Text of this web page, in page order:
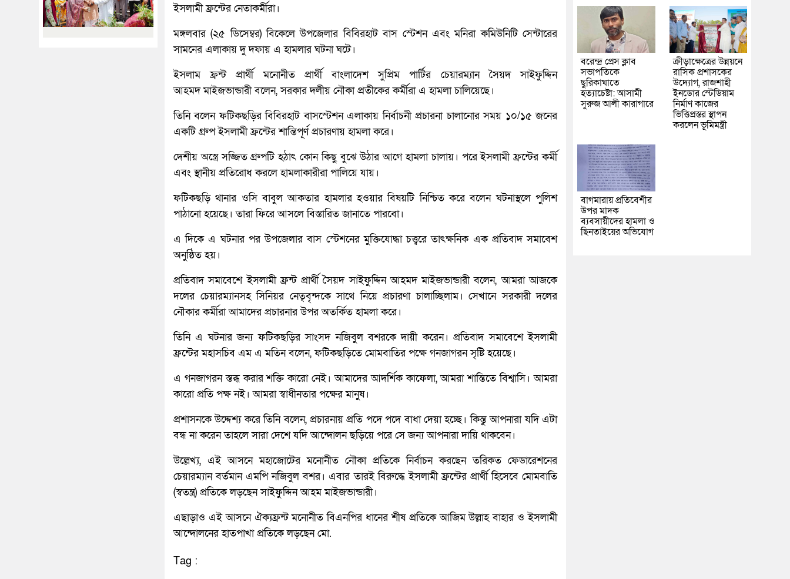
ইসলামী ফ্রন্টের নেতাকর্মীরা।
মঙ্গলবার (২৫ ডিসেম্বর) বিকেলে উপজেলার বিবিরহাট বাস স্টেশন এবং মনিরা কমিউনিটি সেন্টারের
সামনের এলাকায় দু দফায় এ হামলার ঘটনা ঘটে।
ইসলাম ফ্রন্ট প্রার্থী মনোনীত প্রার্থী বাংলাদেশ সুপ্রিম পার্টির চেয়ারম্যান সৈয়দ সাইফুদ্দিন
আহমদ মাইজভান্ডারী বলেন, সরকার দলীয় নৌকা প্রতীকের কর্মীরা এ হামলা চালিয়েছে।
তিনি বলেন ফটিকছড়ির বিবিরহাট বাসস্টেশন এলাকায় নির্বাচনী প্রচারনা চালানোর সময় ১০/১৫ জনের
একটি গ্রুপ ইসলামী ফ্রন্টের শান্তিপূর্ণ প্রচারণায় হামলা করে।
দেশীয় অস্ত্রে সজ্জিত গ্রুপটি হঠাৎ কোন কিছু বুঝে উঠার আগে হামলা চালায়। পরে ইসলামী ফ্রন্টের কর্মী
এবং স্থানীয় প্রতিরোধ করলে হামলাকারীরা পালিয়ে যায়।
ফটিকছড়ি থানার ওসি বাবুল আকতার হামলার হওয়ার বিষয়টি নিশ্চিত করে বলেন ঘটনাস্থলে পুলিশ
পাঠানো হয়েছে। তারা ফিরে আসলে বিস্তারিত জানাতে পারবো।
এ দিকে এ ঘটনার পর উপজেলার বাস স্টেশনের মুক্তিযোদ্ধা চত্ত্বরে তাৎক্ষনিক এক প্রতিবাদ সমাবেশ
অনুষ্ঠিত হয়।
প্রতিবাদ সমাবেশে ইসলামী ফ্রন্ট প্রার্থী সৈয়দ সাইফুদ্দিন আহমদ মাইজভান্ডারী বলেন, আমরা আজকে
দলের চেয়ারম্যানসহ সিনিয়র নেতৃবৃন্দকে সাথে নিয়ে প্রচারণা চালাচ্ছিলাম। সেখানে সরকারী দলের
নৌকার কর্মীরা আমাদের প্রচারনার উপর অতর্কিত হামলা করে।
তিনি এ ঘটনার জন্য ফটিকছড়ির সাংসদ নজিবুল বশরকে দায়ী করেন। প্রতিবাদ সমাবেশে ইসলামী
ফ্রন্টের মহাসচিব এম এ মতিন বলেন, ফটিকছড়িতে মোমবাতির পক্ষে গনজাগরন সৃষ্টি হয়েছে।
এ গনজাগরন স্তব্ধ করার শক্তি কারো নেই। আমাদের আদর্শিক কাফেলা, আমরা শান্তিতে বিশ্বাসি। আমরা
কারো প্রতি পক্ষ নই। আমরা স্বাধীনতার পক্ষের মানুষ।
প্রশাসনকে উদ্দেশ্য করে তিনি বলেন, প্রচারনায় প্রতি পদে পদে বাধা দেয়া হচ্ছে। কিন্তু আপনারা যদি এটা
বন্ধ না করেন তাহলে সারা দেশে যদি আন্দোলন ছড়িয়ে পরে সে জন্য আপনারা দায়ি থাকবেন।
উল্লেখ্য, এই আসনে মহাজোটের মনোনীত নৌকা প্রতিকে নির্বাচন করছেন তরিকত ফেডারেশনের
চেয়ারম্যান বর্তমান এমপি নজিবুল বশর। এবার তারই বিরুদ্ধে ইসলামী ফ্রন্টের প্রার্থী হিসেবে মোমবাতি
(স্বতন্ত্র) প্রতিকে লড়ছেন সাইফুদ্দিন আহম মাইজভান্ডারী।
এছাড়াও এই আসনে ঐক্যফ্রন্ট মনোনীত বিএনপির ধানের শীষ প্রতিকে আজিম উল্লাহ বাহার ও ইসলামী
আন্দোলনের হাতপাখা প্রতিকে লড়ছেন মো.
Tag :
বরেন্দ্র প্রেস ক্লাব
সভাপতিকে
ছুরিকাঘাতে
হত্যাচেষ্টা: আসামী
সুরুজ আলী কারাগারে
ক্রীড়াক্ষেত্রের উন্নয়নে
রাসিক প্রশাসকের
উদ্যোগ, রাজশাহী
ইনডোর স্টেডিয়াম
নির্মাণ কাজের
ভিত্তিপ্রস্তর স্থাপন
করলেন ভূমিমন্ত্রী
বাগমারায় প্রতিবেশীর
উপর মাদক
ব্যবসায়ীদের হামলা ও
ছিনতাইয়ের অভিযোগ